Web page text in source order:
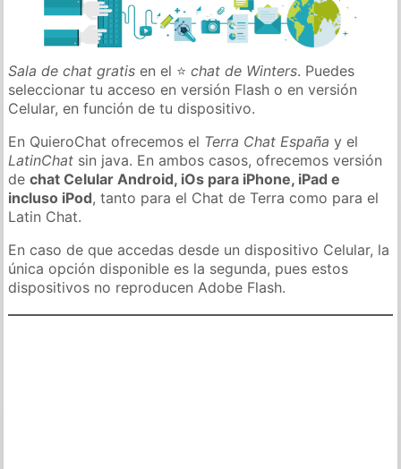
Sala de chat gratis en el ⭐chat de Winters. Puedes
seleccionar tu acceso en versión Flash o en versión
Celular, en función de tu dispositivo.
En QuieroChat ofrecemos el Terra Chat España y el
LatinChat sin java. En ambos casos, ofrecemos versión
dechat Celular Android, iOs para iPhone, iPad e
incluso iPod, tanto para el Chat de Terra como para el
Latin Chat.
En caso de que accedas desde un dispositivo Celular, la
única opción disponible es la segunda, pues estos
dispositivos no reproducen Adobe Flash.